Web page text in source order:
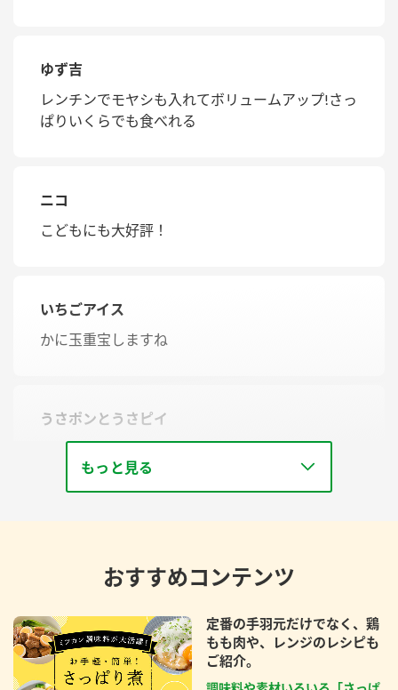
ゆず吉
レンチンでモヤシも入れてボリュームアップ!さっ
ぱりいくらでも食べれる
ニコ
こどもにも大好評！
いちごアイス
かに玉重宝しますね
うさポンとうさピイ
おつまみに適してます
もっと見る
おすすめコンテンツ
定番の手羽元だけでなく、鶏
もも肉や、レンジのレシピも
ご紹介。